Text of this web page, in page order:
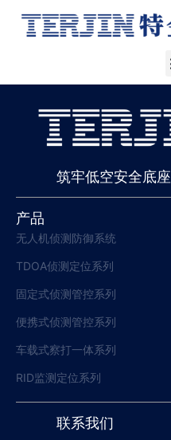
筑牢低空安全底
产品
无人机侦测防御系统
TDOA侦测定位系列
固定式侦测管控系列
便携式侦测管控系列
车载式察打一体系列
RID监测定位系列
联系我们